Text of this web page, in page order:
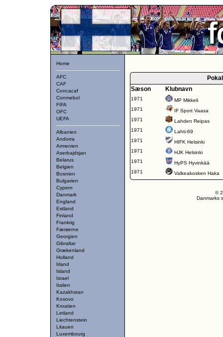
Home
AFC
CAF
Concacaf
Conmebol
FIFA
OFC
UEFA
Albanien
Andorra
Armenien
Aserbajdsjan
Belarus
Belgien
Bosnien
Bulgarien
Cypern
Danmark
England
Estland
Finland
Frankrig
Færøerne
Georgien
Gibraltar
Grækenland
Holland
Irland
Island
Israel
Italien
Kazakhstan
Kosovo
Kroatien
Letland
Liechtenstein
Litauen
Luxembourg
Sæson
Klubnavn
1971
MP Mikkeli
1971
IF Sport Vaasa
1971
Lahden Reipas
1971
Lahti-69
1971
HIFK Helsinki
1971
HJK Helsinki
1971
HyPS Hyvinkää
1971
Valkeakosken Haka
©
Danmarks